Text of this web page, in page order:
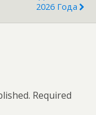
2026 Года
Required